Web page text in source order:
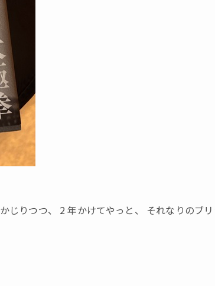
じりつつ、 2 年かけてやっと 、
それなりのブ